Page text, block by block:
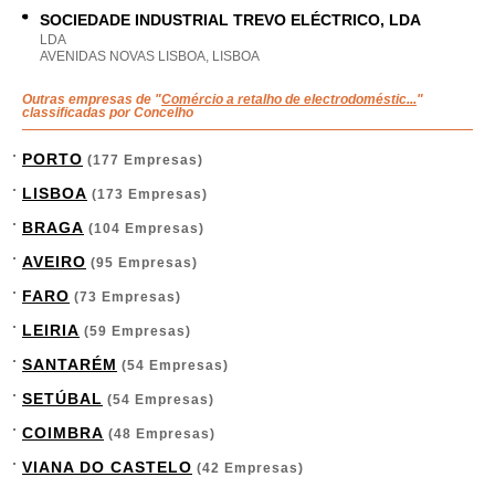
SOCIEDADE INDUSTRIAL TREVO ELÉCTRICO, LDA
LDA
AVENIDAS NOVAS LISBOA, LISBOA
Outras empresas de "Comércio a retalho de electrodoméstic..."
classificadas por Concelho
PORTO (177 Empresas)
LISBOA (173 Empresas)
BRAGA (104 Empresas)
AVEIRO (95 Empresas)
FARO (73 Empresas)
LEIRIA (59 Empresas)
SANTARÉM (54 Empresas)
SETÚBAL (54 Empresas)
COIMBRA (48 Empresas)
VIANA DO CASTELO (42 Empresas)